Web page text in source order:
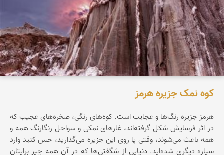
کوه نمک جزیره هرمز
هرمز جزیره‌ رنگ‌ها‌ و عجایب است. کوه‌های رنگی، صخره‌های عجیب که
در اثر فرسایش شکل گرفته‌اند، غارهای نمکی و سواحل رنگارنگ همه و
همه باعث می‌شوند، وقتی پا روی این جزیره می‌گذارید، حس کنید وارد
سیاره‌ دیگری شده‌اید. دنیایی از شگفتی‌ها که در آن همه چیز برایتان